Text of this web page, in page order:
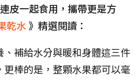
皮一起食用，攜帶更是方
乾水》精選閱讀：
、補給水分與暖和身體這三件
更棒的是，整顆水果都可以毫